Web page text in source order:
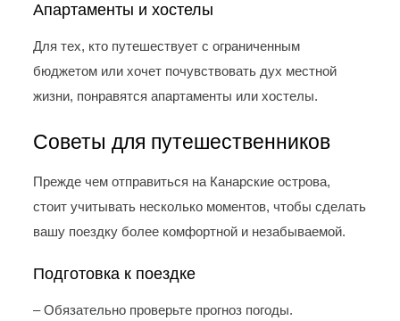
Апартаменты и хостелы
Для тех, кто путешествует с ограниченным
бюджетом или хочет почувствовать дух местной
жизни, понравятся апартаменты или хостелы.
Советы для путешественников
Прежде чем отправиться на Канарские острова,
стоит учитывать несколько моментов, чтобы сделать
вашу поездку более комфортной и незабываемой.
Подготовка к поездке
– Обязательно проверьте прогноз погоды.